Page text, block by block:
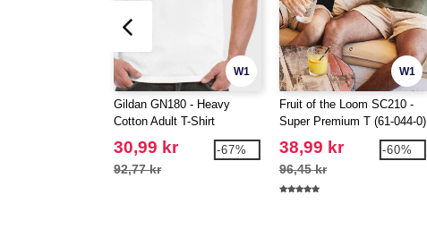
W1
Gildan GN180 - Heavy
Cotton Adult T-Shirt
30,99 kr
92,77 kr
-67%
W1
Fruit of the Loom SC210 -
Super Premium T (61-044-0)
38,99 kr
96,45 kr
-60%